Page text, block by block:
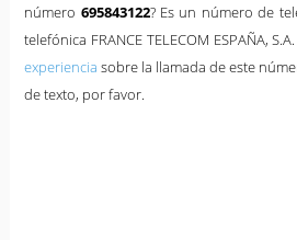
número 695843122? Es un número de
telefónica FRANCE TELECOM ESPAÑA,
experiencia sobre la llamada de este
de texto, por favor.